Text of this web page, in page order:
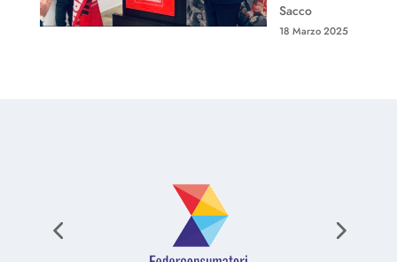
Sacco
18 Marzo 2025